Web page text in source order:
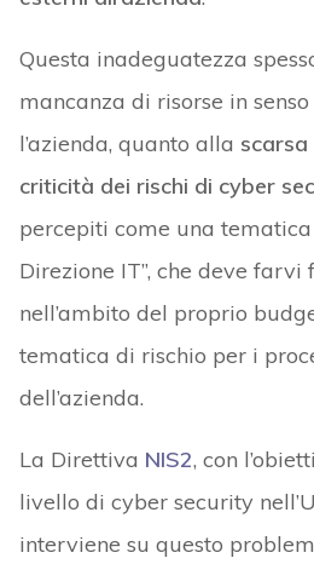
Questa inadeguatezza
mancanza di risorse in
l’azienda, quanto alla scarsa
criticità dei rischi di cyber
percepiti come una tematica
Direzione IT”, che deve
nell’ambito del proprio
tematica di rischio per i
dell’azienda.
La Direttiva NIS2, con
livello di cyber security
interviene su questo